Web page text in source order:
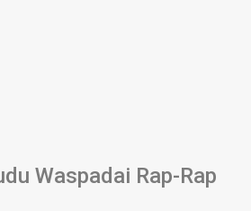
Waspadai Rap-Rap